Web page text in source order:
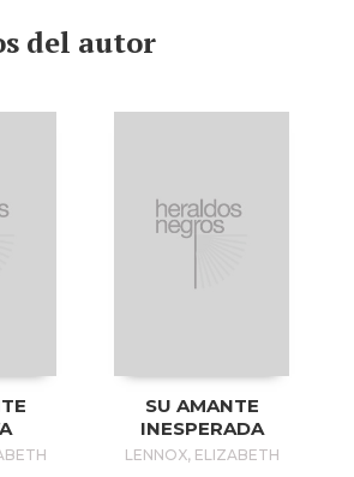
del autor
SU AMANTE
INESPERADA
LENNOX, ELIZABETH